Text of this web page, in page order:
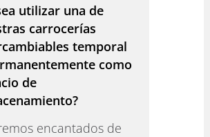
utilizar una de
carrocerías
temporal
como
de
encantados de